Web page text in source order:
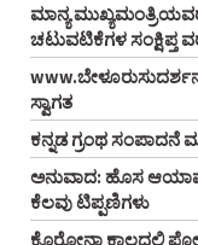
ಮಾನ್ಯ
ಚಟುವಟಿಕೆಗಳ ಸಂಕ್ಷಿಪ್ತ
ಸ್ವಾಗತ
ಕನ್ನಡ ಗ್ರಂಥ ಸಂಪಾದನೆ
ಅನುವಾದ: ಹೊಸ
ಕೆಲವು ಟಿಪ್ಪಣಿಗಳು
ಕೊರೋನಾ ಕಾಲದಲ್ಲಿ